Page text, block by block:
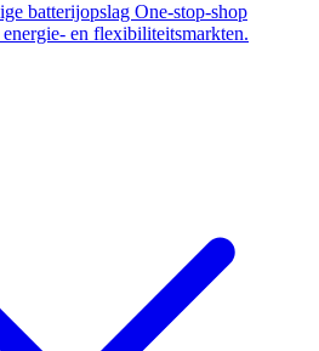
batterijopslag One-stop-shop
en flexibiliteitsmarkten.